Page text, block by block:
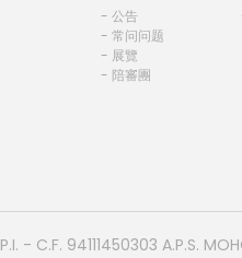
- 公告
- 常问问题
- 展覽
- 陪審團
P.I. - C.F. 94111450303 A.P.S.